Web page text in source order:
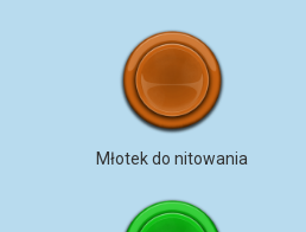
Młotek do nitowania